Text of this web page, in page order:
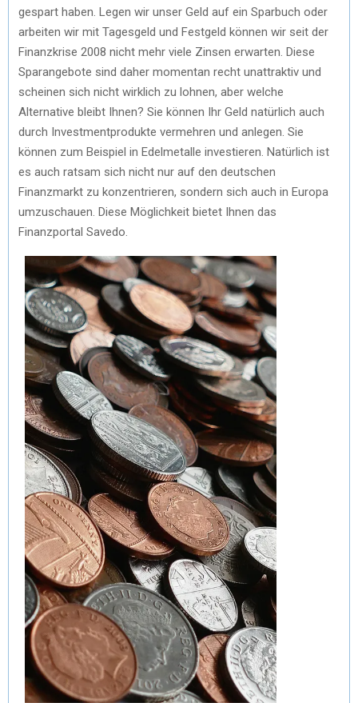
gespart haben. Legen wir unser Geld auf ein Sparbuch oder
arbeiten wir mit Tagesgeld und Festgeld können wir seit der
Finanzkrise 2008 nicht mehr viele Zinsen erwarten. Diese
Sparangebote sind daher momentan recht unattraktiv und
scheinen sich nicht wirklich zu lohnen, aber welche
Alternative bleibt Ihnen? Sie können Ihr Geld natürlich auch
durch Investmentprodukte vermehren und anlegen. Sie
können zum Beispiel in Edelmetalle investieren. Natürlich ist
es auch ratsam sich nicht nur auf den deutschen
Finanzmarkt zu konzentrieren, sondern sich auch in Europa
umzuschauen. Diese Möglichkeit bietet Ihnen das
Finanzportal Savedo.